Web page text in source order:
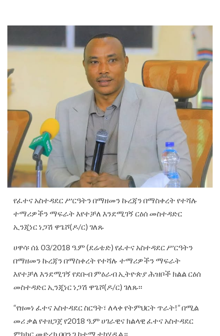
የፈተና አስተዳደር ሥርዓትን በማዘመን ኩረጃን በማስቀረት የተሻሉ
ተማሪዎችን ማፍራት እየተቻለ እንደሚገኝ ርዕሰ መስተዳድር
ኢንጂነር ነጋሽ ዋጌሾ(ዶ/ር) ገለጹ
ሀዋሳ፡ ሰኔ 03/2018 ዓ.ም (ደሬቴድ) የፈተና አስተዳደር ሥርዓትን
በማዘመን ኩረጃን በማስቀረት የተሻሉ ተማሪዎችን ማፍራት
እየተቻለ እንደሚገኝ የደቡብ ምዕራብ ኢትዮጵያ ሕዝቦች ክልል ርዕሰ
መስተዳድር ኢንጂነር ነጋሽ ዋጌሾ(ዶ/ር) ገለጹ፡፡
“የዘመነ ፈተና አስተዳደር ስርዓት፣ ለላቀ የትምህርት ጥራት!” በሚል
መሪ ቃል የተዘጋጀ የ2018 ዓ.ም ሀገራዊና ክልላዊ ፈተና አስተዳደር
ምክክር መድረክ በቦንጋ ከተማ ተካሂዷል።